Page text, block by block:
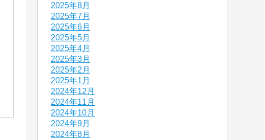
2025年8月
2025年7月
2025年6月
2025年5月
2025年4月
2025年3月
2025年2月
2025年1月
2024年12月
2024年11月
2024年10月
2024年9月
2024年8月